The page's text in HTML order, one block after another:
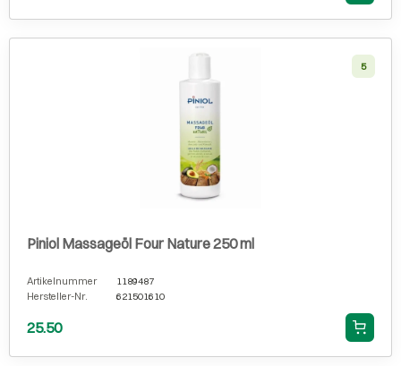
5
Piniol Massageöl Four Nature 250 ml
Artikelnummer
1189487
Hersteller-Nr.
621501610
25.50